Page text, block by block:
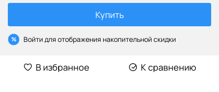
Купить
% Войти для отображения накопительной скидки
В избранное К сравнению